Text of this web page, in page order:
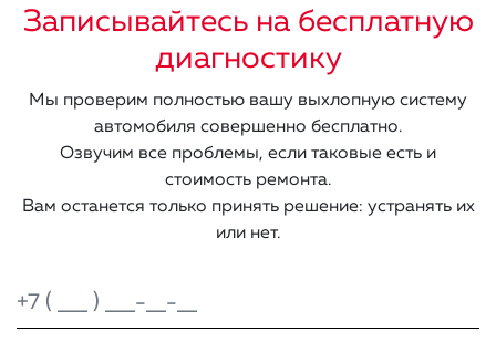
Записывайтесь на бесплатную
диагностику
Мы проверим полностью вашу выхлопную систему
автомобиля совершенно бесплатно.
Озвучим все проблемы, если таковые есть и
стоимость ремонта.
Вам останется только принять решение: устранять их
или нет.